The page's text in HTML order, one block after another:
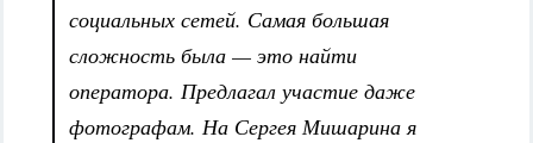
социальных сетей. Самая большая
сложность была — это найти
оператора. Предлагал участие даже
фотографам. На Сергея Мишарина я